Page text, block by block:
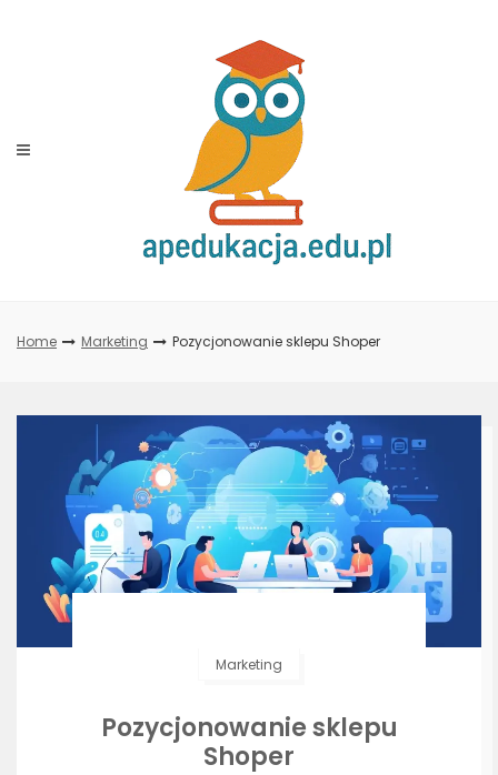
Home Marketing Pozycjonowanie sklepu Shoper
Marketing
Pozycjonowanie sklepu
Shoper